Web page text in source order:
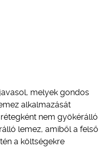
melyek gondos
alkalmazását
nem gyökérálló
lemez, amiből a felső
a költségekre